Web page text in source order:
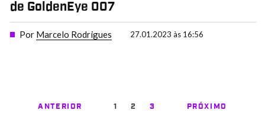
de GoldenEye 007
Por Marcelo Rodrigues 27.01.2023 às 16:56
ANTERIOR 1 2 3 PRÓXIMO